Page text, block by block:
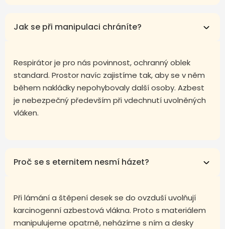
Jak se při manipulaci chráníte?
Respirátor je pro nás povinnost, ochranný oblek
standard. Prostor navíc zajistíme tak, aby se v něm
během nakládky nepohybovaly další osoby. Azbest
je nebezpečný především při vdechnutí uvolněných
vláken.
Proč se s eternitem nesmí házet?
Při lámání a štěpení desek se do ovzduší uvolňují
karcinogenní azbestová vlákna. Proto s materiálem
manipulujeme opatrně, neházíme s ním a desky